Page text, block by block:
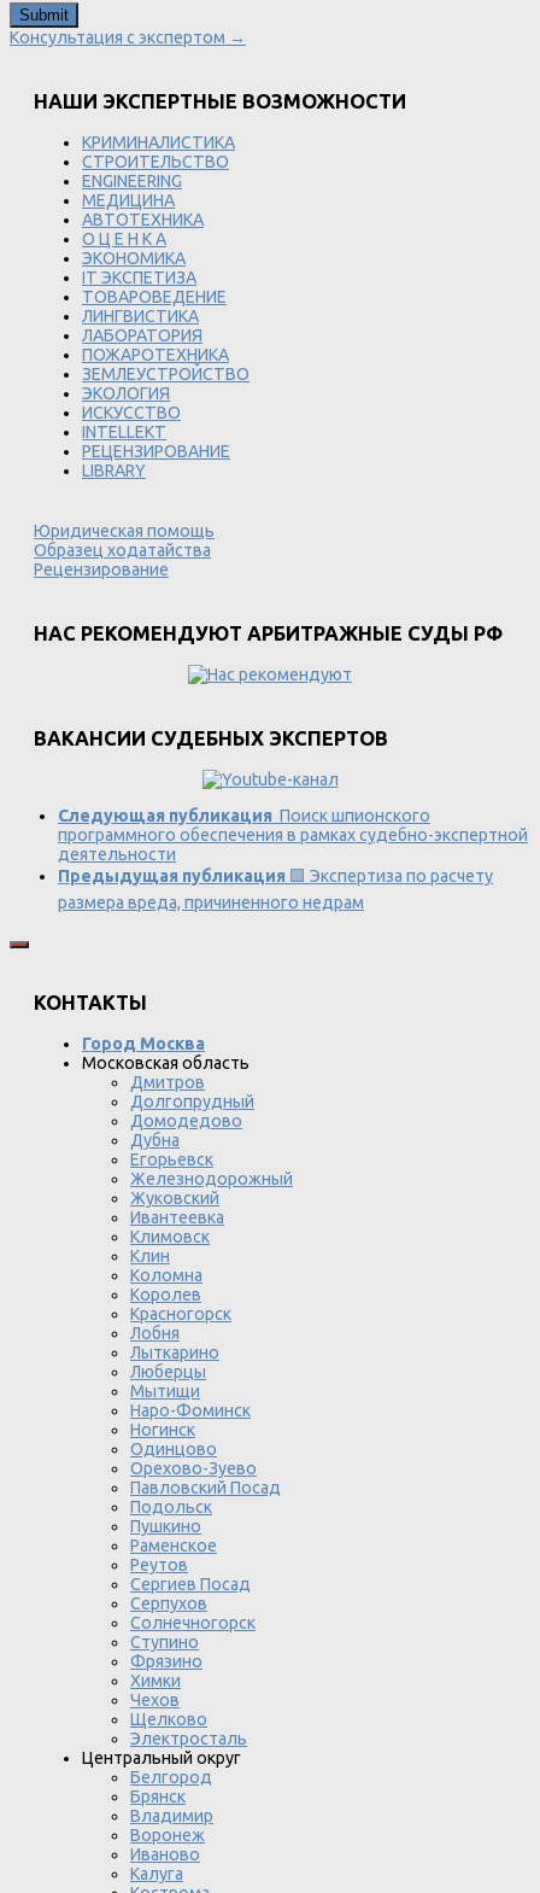
Консультация с экспертом →
НАШИ ЭКСПЕРТНЫЕ ВОЗМОЖНОСТИ
КРИМИНАЛИСТИКА
СТРОИТЕЛЬСТВО
ENGINEERING
МЕДИЦИНА
АВТОТЕХНИКА
О Ц Е Н К А
ЭКОНОМИКА
IT ЭКСПЕТИЗА
ТОВАРОВЕДЕНИЕ
ЛИНГВИСТИКА
ЛАБОРАТОРИЯ
ПОЖАРОТЕХНИКА
ЗЕМЛЕУСТРОЙСТВО
ЭКОЛОГИЯ
ИСКУССТВО
INTELLEKT
РЕЦЕНЗИРОВАНИЕ
LIBRARY
Юридическая помощь
Образец ходатайства
Рецензирование
НАС РЕКОМЕНДУЮТ АРБИТРАЖНЫЕ СУДЫ РФ
ВАКАНСИИ СУДЕБНЫХ ЭКСПЕРТОВ
Следующая публикация Поиск шпионского
программного обеспечения в рамках судебно-экспертной
деятельности
Предыдущая публикация 🟩 Экспертиза по расчету
размера вреда, причиненного недрам
КОНТАКТЫ
Город Москва
Московская область
Дмитров
Долгопрудный
Домодедово
Дубна
Егорьевск
Железнодорожный
Жуковский
Ивантеевка
Климовск
Клин
Коломна
Королев
Красногорск
Лобня
Лыткарино
Люберцы
Мытищи
Наро-Фоминск
Ногинск
Одинцово
Орехово-Зуево
Павловский Посад
Подольск
Пушкино
Раменское
Реутов
Сергиев Посад
Серпухов
Солнечногорск
Ступино
Фрязино
Химки
Чехов
Щелково
Электросталь
Центральный округ
Белгород
Брянск
Владимир
Воронеж
Иваново
Калуга